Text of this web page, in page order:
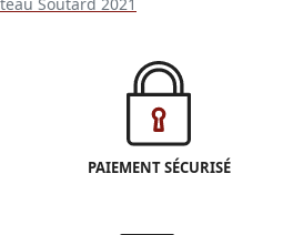
PAIEMENT SÉCURISÉ